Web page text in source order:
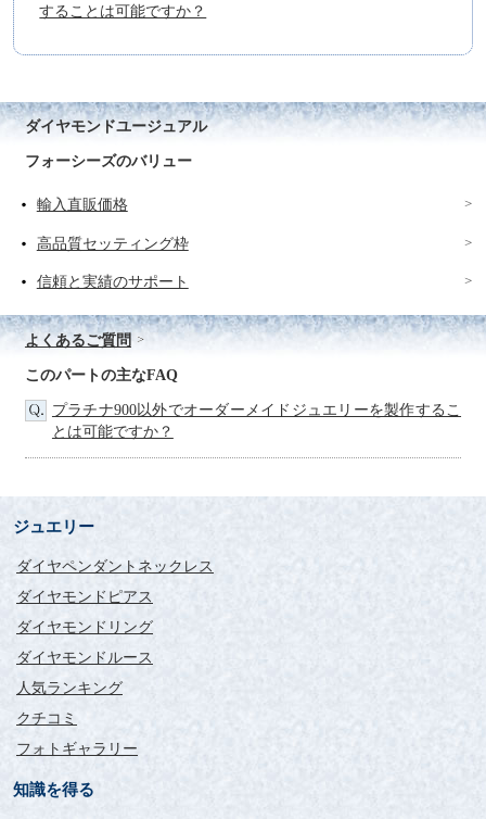
することは可能ですか？
ダイヤモンドユージュアル
フォーシーズのバリュー
輸入直販価格
高品質セッティング枠
信頼と実績のサポート
よくあるご質問
このパートの主なFAQ
プラチナ900以外でオーダーメイドジュエリーを製作するこ
とは可能ですか？
ジュエリー
ダイヤペンダントネックレス
ダイヤモンドピアス
ダイヤモンドリング
ダイヤモンドルース
人気ランキング
クチコミ
フォトギャラリー
知識を得る